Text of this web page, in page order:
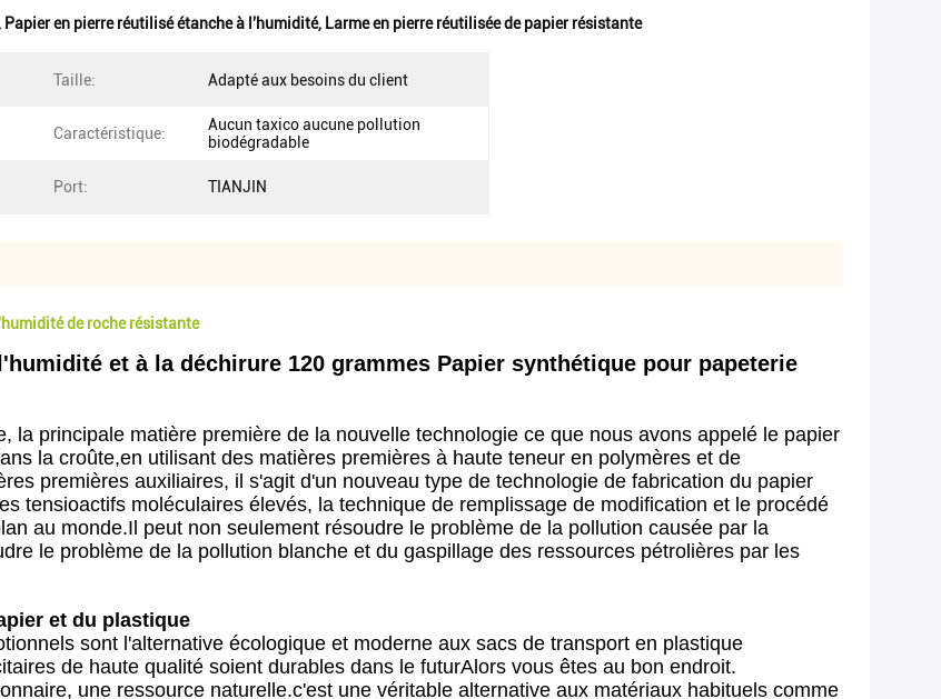
Papier en pierre réutilisé étanche à l'humidité, Larme en pierre réutilisée de papier résistante
Taille: Adapté aux besoins du client
Caractéristique:
Aucun taxico aucune pollution
biodégradable
Port: TIANJIN
de roche résistante
et à la déchirure 120 grammes Papier synthétique pour papeterie
la principale matière première de la nouvelle technologie ce que nous avons appelé le papier
la croûte,en utilisant des matières premières à haute teneur en polymères et de
premières auxiliaires, il s'agit d'un nouveau type de technologie de fabrication du papier
tensioactifs moléculaires élevés, la technique de remplissage de modification et le procédé
au monde.Il peut non seulement résoudre le problème de la pollution causée par la
le problème de la pollution blanche et du gaspillage des ressources pétrolières par les
et du plastique
sont l'alternative écologique et moderne aux sacs de transport en plastique
de haute qualité soient durables dans le futurAlors vous êtes au bon endroit.
une ressource naturelle.c'est une véritable alternative aux matériaux habituels comme